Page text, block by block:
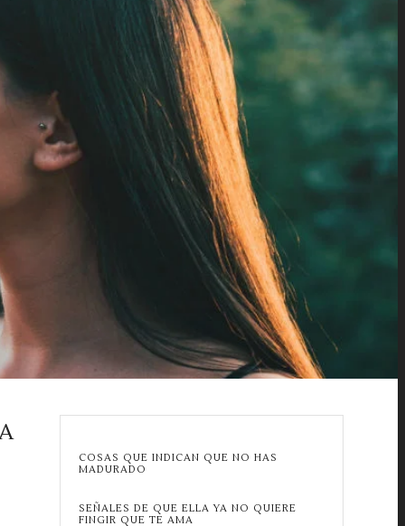
COSAS QUE INDICAN QUE NO HAS
MADURADO
SEÑALES DE QUE ELLA YA NO QUIERE
FINGIR QUE TE AMA